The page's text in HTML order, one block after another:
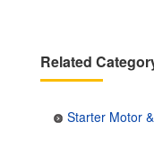
Related
Starter Motor